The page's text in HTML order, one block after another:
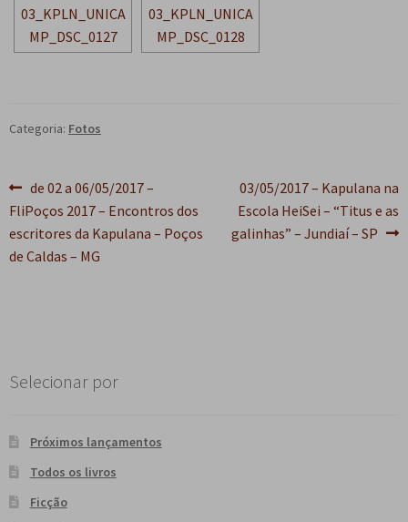
Categoria: Fotos
Navegação
de
Post
Post
anterior:
de 02 a 06/05/2017 –
FliPoços 2017 – Encontros dos
escritores da Kapulana – Poços
de Caldas – MG
Próximo
post:
03/05/2017 – Kapulana na
Escola HeiSei – “Titus e as
galinhas” – Jundiaí – SP
Selecionar por
Próximos lançamentos
Todos os livros
Ficção